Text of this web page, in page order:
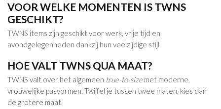
VOOR WELKE MOMENTEN IS TWNS
GESCHIKT?
TWNS items zijn geschikt voor werk, vrije tijd en
avondgelegenheden dankzij hun veelzijdige stijl.
HOE VALT TWNS QUA MAAT?
TWNS valt over het algemeen true-to-sizemet moderne,
vrouwelijke pasvormen. Twijfel je tussen twee maten, kies dan
de grotere maat.